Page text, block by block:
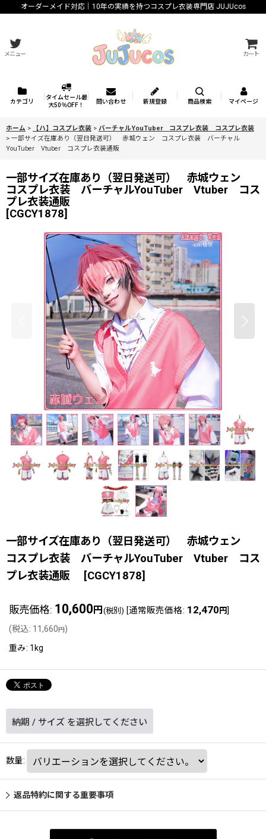
オーダーメイド対応｜10年の実績を持つコスプレ衣装専門店 JUJUcos
メニュー カート
カテゴリ
タイムセール最
大50％OFF！
問い合わせ 新規登録 商品検索 マイページ
ホーム > 【ハ】コスプレ衣装 > バーチャルYouTuber コスプレ衣装 コスプレ衣装
> 一部サイズ在庫あり（翌日発送可） 赤城ウェン コスプレ衣装 バーチャル
YouTuber Vtuber コスプレ衣装通販
一部サイズ在庫あり（翌日発送可） 赤城ウェン
コスプレ衣装 バーチャルYouTuber Vtuber コス
プレ衣装通販
[CGCY1878]
一部サイズ在庫あり（翌日発送可） 赤城ウェン
コスプレ衣装 バーチャルYouTuber Vtuber コス
プレ衣装通販
[CGCY1878]
販売価格: 10,600 円 (税別) [通常販売価格: 12,470 円]
(税込: 11,660円)
重み: 1kg
納期 / サイズ を選択してください
数量:
返品特約に関する重要事項